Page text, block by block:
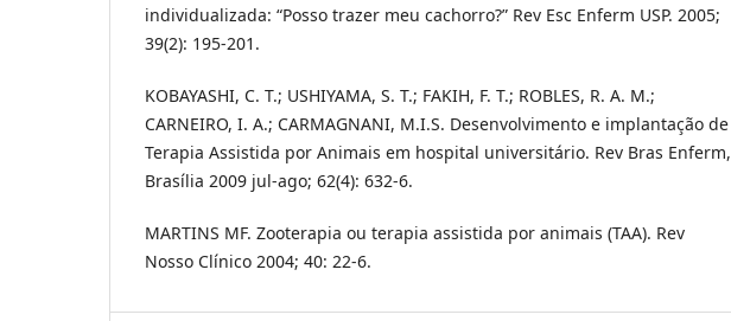
individualizada: “Posso trazer meu cachorro?” Rev Esc Enferm USP. 2005;
39(2): 195-201.
KOBAYASHI, C. T.; USHIYAMA, S. T.; FAKIH, F. T.; ROBLES, R. A. M.;
CARNEIRO, I. A.; CARMAGNANI, M.I.S. Desenvolvimento e implantação de
Terapia Assistida por Animais em hospital universitário. Rev Bras Enferm,
Brasília 2009 jul-ago; 62(4): 632-6.
MARTINS MF. Zooterapia ou terapia assistida por animais (TAA). Rev
Nosso Clínico 2004; 40: 22-6.